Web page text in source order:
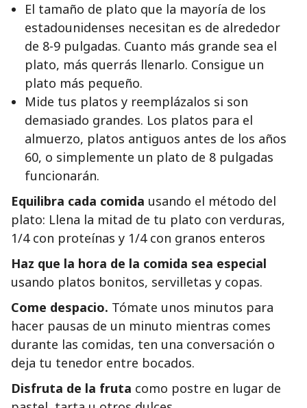
El tamaño de plato que la mayoría de los
estadounidenses necesitan es de alrededor
de 8-9 pulgadas. Cuanto más grande sea el
plato, más querrás llenarlo. Consigue un
plato más pequeño.
Mide tus platos y reemplázalos si son
demasiado grandes. Los platos para el
almuerzo, platos antiguos antes de los años
60, o simplemente un plato de 8 pulgadas
funcionarán.
Equilibra cada comida usando el método del
plato: Llena la mitad de tu plato con verduras,
1/4 con proteínas y 1/4 con granos enteros
Haz que la hora de la comida sea especial
usando platos bonitos, servilletas y copas.
Come despacio. Tómate unos minutos para
hacer pausas de un minuto mientras comes
durante las comidas, ten una conversación o
deja tu tenedor entre bocados.
Disfruta de la fruta como postre en lugar de